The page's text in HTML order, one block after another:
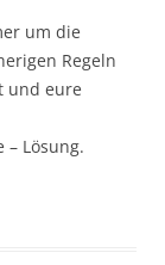
um die
Regeln
und eure
– Lösung.